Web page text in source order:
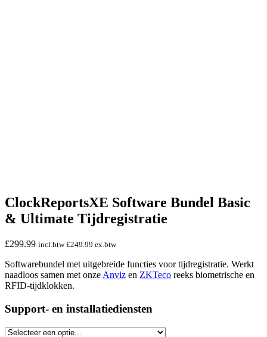
ClockReportsXE Software Bundel Basic
& Ultimate Tijdregistratie
£299.99 incl.btw£249.99 ex.btw
Softwarebundel met uitgebreide functies voor tijdregistratie. Werkt
naadloos samen met onze Anviz en ZKTeco reeks biometrische en
RFID-tijdklokken.
Support- en installatiediensten